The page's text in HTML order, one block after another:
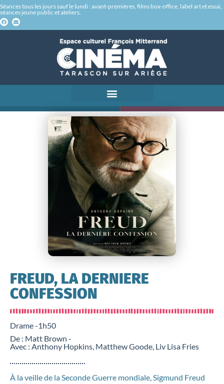
Séances tous les jours sauf le lundi : avant-premières, films box-office, label art et essai,
séances jeune public et ateliers.
FREUD, LA DERNIERE
CONFESSION
Drame -1h50
De : Matt Brown -
Avec : Anthony Hopkins, Matthew Goode, Liv Lisa Fries
À la veille de la Seconde Guerre mondiale, Sigmund Freud